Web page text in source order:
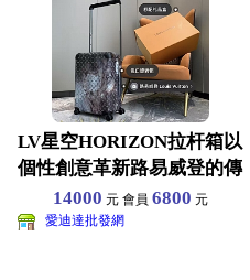
LV星空HORIZON拉杆箱以
個性創意革新路易威登的傳
奇經典巴黎限量款
14000 元 會員6800 元
愛迪達批發網